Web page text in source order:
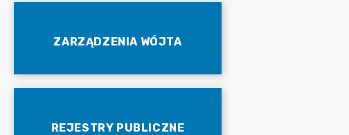
ZARZĄDZENIA WÓJTA
REJESTRY PUBLICZNE